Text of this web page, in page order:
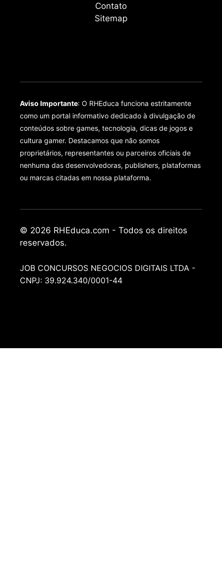
Contato
Sitemap
Aviso Importante: O RHEduca funciona estritamente
como um portal informativo dedicado à divulgação de
conteúdos sobre games, tecnologia, dicas de jogos e
cultura gamer. Destacamos que não somos
proprietários, representantes ou parceiros oficiais de
nenhuma das desenvolvedoras, publishers, plataformas
ou marcas citadas em nossa plataforma.
© 2026 RHEduca.com - Todos os direitos
reservados.
JOB CONCURSOS NEGOCIOS DIGITAIS LTDA -
CNPJ: 39.924.340/0001-44